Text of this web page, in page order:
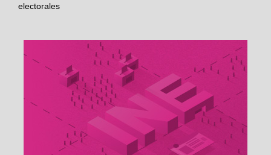
electorales